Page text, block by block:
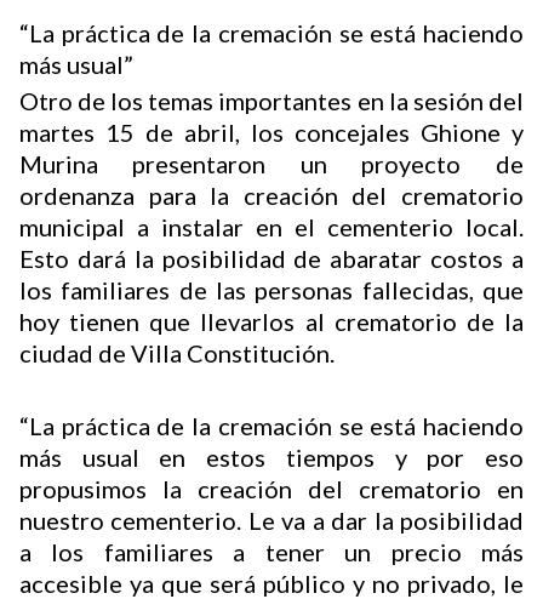
“La práctica de la cremación se está haciendo
más usual”
Otro de los temas importantes en la sesión del
martes 15 de abril, los concejales Ghione y
Murina presentaron un proyecto de
ordenanza para la creación del crematorio
municipal a instalar en el cementerio local.
Esto dará la posibilidad de abaratar costos a
los familiares de las personas fallecidas, que
hoy tienen que llevarlos al crematorio de la
ciudad de Villa Constitución.
“La práctica de la cremación se está haciendo
más usual en estos tiempos y por eso
propusimos la creación del crematorio en
nuestro cementerio. Le va a dar la posibilidad
a los familiares a tener un precio más
accesible ya que será público y no privado, le